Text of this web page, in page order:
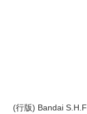
(行版) Bandai